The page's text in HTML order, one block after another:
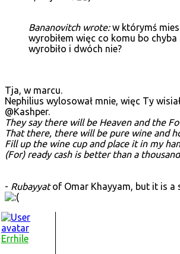
Bananovitch wrote:w którymś
wyrobiłem więc co komu bo
wyrobiło i dwóch nie?
Tja, w marcu.
Nephilius wylosował mnie, więc Ty
@Kashper.
They say there will be Heaven and the
That there, there will be pure wine and
Fill up the wine cup and place it in my
(For) ready cash is better than a
- Rubayyatof Omar Khayyam, but it is
Errhile